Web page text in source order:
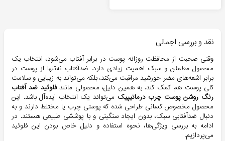
نقد و بررسی اجمالی
وقتی صحبت از محافظت روزانه پوست در برابر آفتاب می‌شود، انتخاب یک
محصول مطمئن و سبک اهمیت زیادی دارد. ضدآفتاب نه‌تنها از پوست در
برابر اشعه‌های مضر خورشید مراقبت می‌کند، بلکه می‌تواند به زیبایی و سلامت
کلی پوست هم کمک کند. به همین دلیل، محصولی مانندفلوئید ضد آفتاب
رنگ روشن پوست چرب درماتیپیک می‌تواند یک انتخاب ایده‌آل باشد. این
محصول مخصوص کسانی طراحی شده که پوستی چرب یا مختلط دارند و به
دنبال ضدآفتابی سبک، بدون ایجاد سنگینی و با پوششی طبیعی هستند. در
ادامه به بررسی ویژگی‌ها، نحوه استفاده و دلیل خاص بودن این فلوئید
می‌پردازیم.